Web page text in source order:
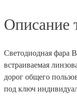
Описание
Светодиодная фара
встраиваемая
дорог общего
под ключ